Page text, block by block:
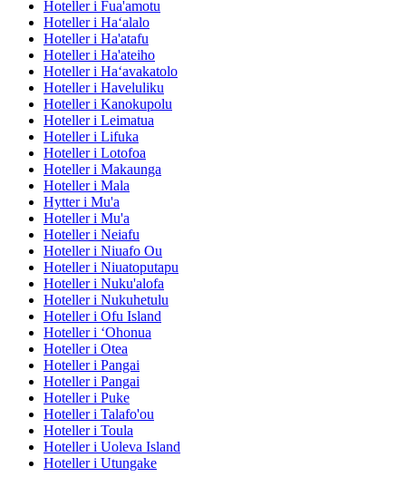
Hoteller i Fua'amotu
Hoteller i Ha‘alalo
Hoteller i Ha'atafu
Hoteller i Ha'ateiho
Hoteller i Ha‘avakatolo
Hoteller i Haveluliku
Hoteller i Kanokupolu
Hoteller i Leimatua
Hoteller i Lifuka
Hoteller i Lotofoa
Hoteller i Makaunga
Hoteller i Mala
Hytter i Mu'a
Hoteller i Mu'a
Hoteller i Neiafu
Hoteller i Niuafo Ou
Hoteller i Niuatoputapu
Hoteller i Nuku'alofa
Hoteller i Nukuhetulu
Hoteller i Ofu Island
Hoteller i ‘Ohonua
Hoteller i Otea
Hoteller i Pangai
Hoteller i Pangai
Hoteller i Puke
Hoteller i Talafo'ou
Hoteller i Toula
Hoteller i Uoleva Island
Hoteller i Utungake